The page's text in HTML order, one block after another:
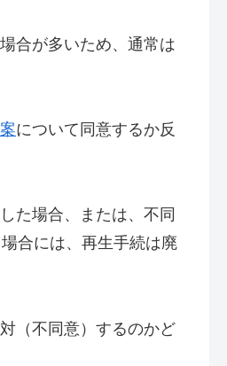
合が多いため、通常は
について同意するか反
た場合、または、不同
合には、再生手続は廃
（不同意）するのかど